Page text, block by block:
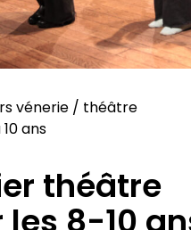
vénerie / théâtre
ans
théâtre